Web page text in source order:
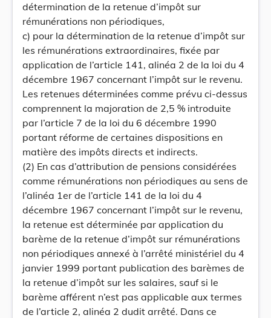
détermination de la retenue d’impôt sur
rémunérations non périodiques,
c) pour la détermination de la retenue d’impôt sur
les rémunérations extraordinaires, fixée par
application de l’article 141, alinéa 2 de la loi du 4
décembre 1967 concernant l’impôt sur le revenu.
Les retenues déterminées comme prévu ci-dessus
comprennent la majoration de 2,5 % introduite
par l’article 7 de la loi du 6 décembre 1990
portant réforme de certaines dispositions en
matière des impôts directs et indirects.
(2) En cas d’attribution de pensions considérées
comme rémunérations non périodiques au sens de
l’alinéa 1er de l’article 141 de la loi du 4
décembre 1967 concernant l’impôt sur le revenu,
la retenue est déterminée par application du
barème de la retenue d’impôt sur rémunérations
non périodiques annexé à l’arrêté ministériel du 4
janvier 1999 portant publication des barèmes de
la retenue d’impôt sur les salaires, sauf si le
barème afférent n’est pas applicable aux termes
de l’article 2, alinéa 2 dudit arrêté. Dans ce